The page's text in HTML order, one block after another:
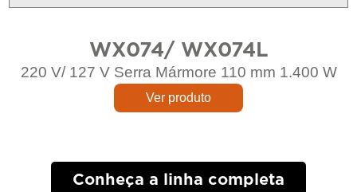
WX074/ WX074L
220 V/ 127 V Serra Mármore 110 mm 1.400 W
Ver produto
Conheça a linha completa